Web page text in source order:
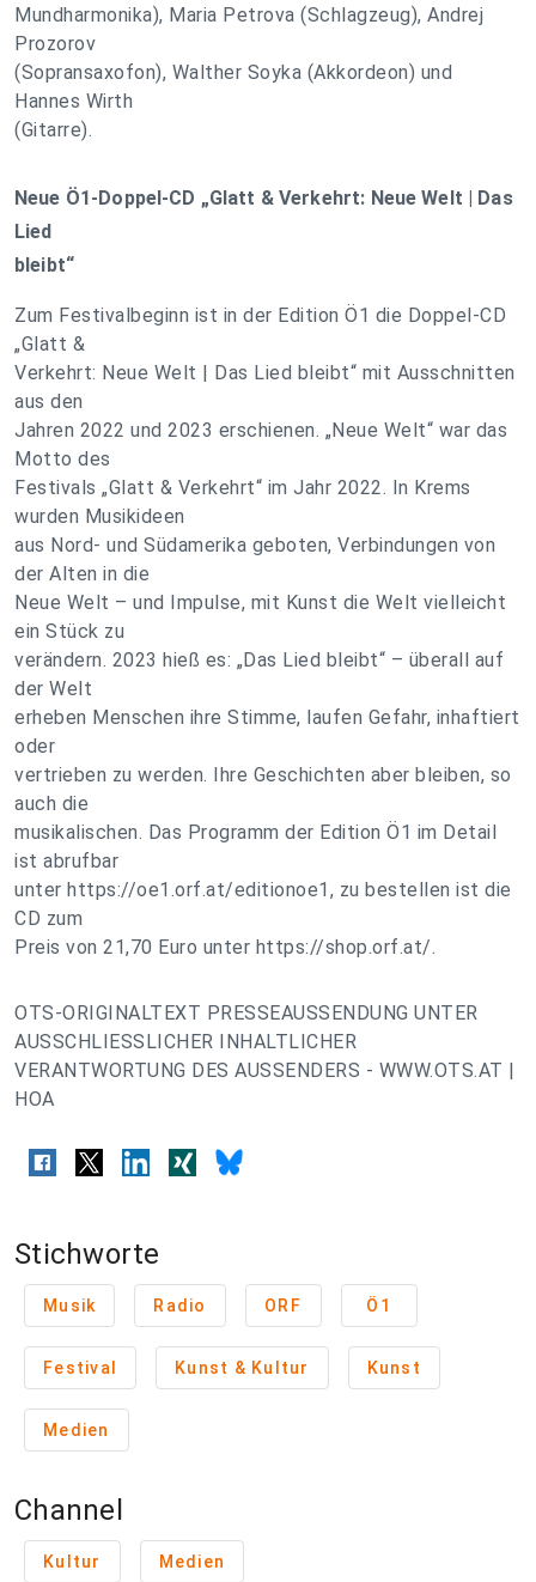
Mundharmonika), Maria Petrova (Schlagzeug), Andrej
Prozorov
(Sopransaxofon), Walther Soyka (Akkordeon) und
Hannes Wirth
(Gitarre).
Neue Ö1-Doppel-CD „Glatt & Verkehrt: Neue Welt | Das
Lied
bleibt“
Zum Festivalbeginn ist in der Edition Ö1 die Doppel-CD
„Glatt &
Verkehrt: Neue Welt | Das Lied bleibt“ mit Ausschnitten
aus den
Jahren 2022 und 2023 erschienen. „Neue Welt“ war das
Motto des
Festivals „Glatt & Verkehrt“ im Jahr 2022. In Krems
wurden Musikideen
aus Nord- und Südamerika geboten, Verbindungen von
der Alten in die
Neue Welt – und Impulse, mit Kunst die Welt vielleicht
ein Stück zu
verändern. 2023 hieß es: „Das Lied bleibt“ – überall auf
der Welt
erheben Menschen ihre Stimme, laufen Gefahr, inhaftiert
oder
vertrieben zu werden. Ihre Geschichten aber bleiben, so
auch die
musikalischen. Das Programm der Edition Ö1 im Detail
ist abrufbar
unter https://oe1.orf.at/editionoe1, zu bestellen ist die
CD zum
Preis von 21,70 Euro unter https://shop.orf.at/.
OTS-ORIGINALTEXT PRESSEAUSSENDUNG UNTER
AUSSCHLIESSLICHER INHALTLICHER
VERANTWORTUNG DES AUSSENDERS - WWW.OTS.AT |
HOA
Stichworte
Musik Radio ORF Ö1
Festival Kunst & Kultur Kunst
Medien
Channel
Kultur Medien